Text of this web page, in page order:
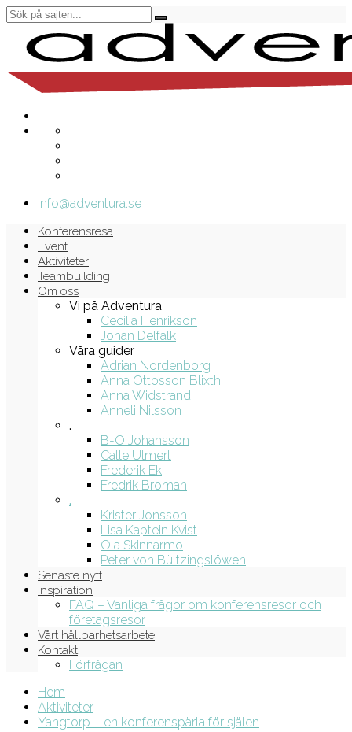
info@adventura.se
Konferensresa
Event
Aktiviteter
Teambuilding
Om oss
Vi på Adventura
Cecilia Henrikson
Johan Delfalk
Våra guider
Adrian Nordenborg
Anna Ottosson Blixth
Anna Widstrand
Anneli Nilsson
.
B-O Johansson
Calle Ulmert
Frederik Ek
Fredrik Broman
.
Krister Jonsson
Lisa Kaptein Kvist
Ola Skinnarmo
Peter von Bültzingslöwen
Senaste nytt
Inspiration
FAQ – Vanliga frågor om konferensresor och
företagsresor
Vårt hållbarhetsarbete
Kontakt
Förfrågan
Hem
Aktiviteter
Yangtorp – en konferenspärla för själen